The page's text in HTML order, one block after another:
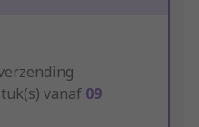
vanaf 09